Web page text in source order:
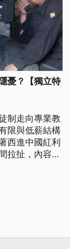
憂？【獨立特
制走向專業教
限與低薪結構
西進中國紅利
拉扯，內容逐
新建立台灣故